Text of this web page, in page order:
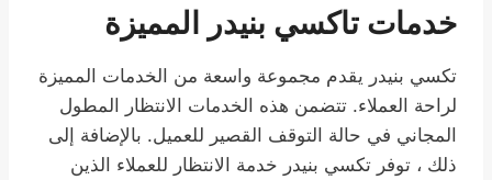
خدمات تاكسي بنيدر المميزة
تكسي بنيدر يقدم مجموعة واسعة من الخدمات المميزة
لراحة العملاء. تتضمن هذه الخدمات الانتظار المطول
المجاني في حالة التوقف القصير للعميل. بالإضافة إلى
ذلك ، توفر تكسي بنيدر خدمة الانتظار للعملاء الذين